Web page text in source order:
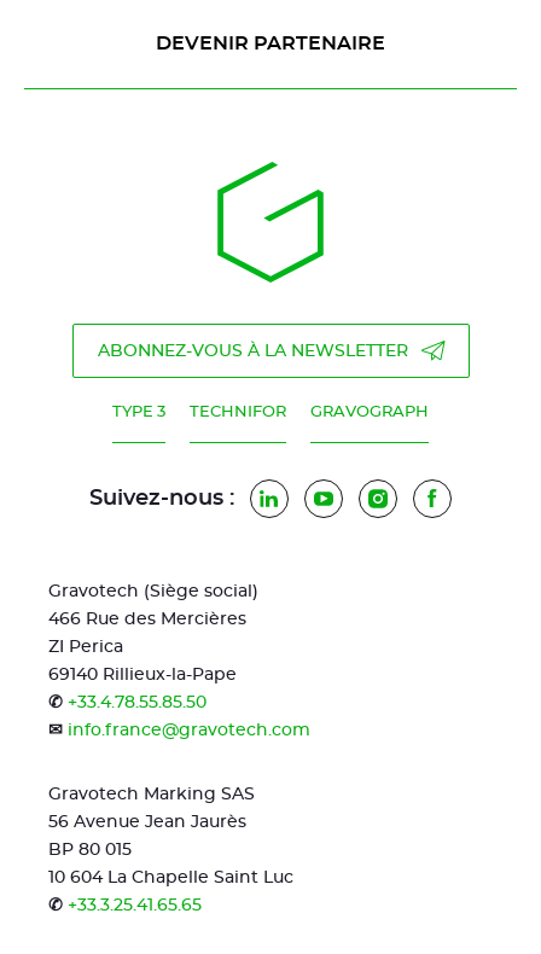
DEVENIR PARTENAIRE
ABONNEZ-VOUS À LA NEWSLETTER
TYPE 3 TECHNIFOR GRAVOGRAPH
Suivez-nous : LinkedInYouTubeInstagramFacebook
Gravotech (Siège social)
466 Rue des Mercières
ZI Perica
69140 Rillieux-la-Pape
✆ +33.4.78.55.85.50
✉ info.france@gravotech.com
Gravotech Marking SAS
56 Avenue Jean Jaurès
BP 80 015
10 604 La Chapelle Saint Luc
✆ +33.3.25.41.65.65